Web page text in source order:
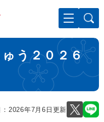
て本文へ
う２０２６
：2026年7月6日更新